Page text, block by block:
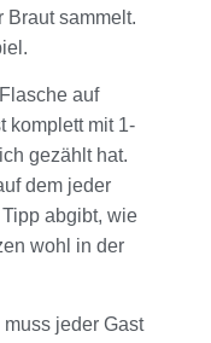
Braut sammelt.
auf
komplett mit 1-
gezählt hat.
dem jeder
abgibt, wie
wohl in der
jeder Gast